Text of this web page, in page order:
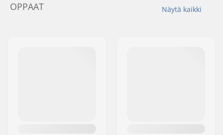
Näytä kaikki
OPPAAT